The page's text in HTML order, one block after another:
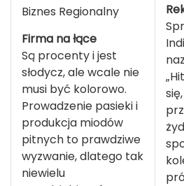
Biznes Regionalny
Firma na łące
Są procenty i jest
słodycz, ale wcale nie
musi być kolorowo.
Prowadzenie pasieki i
produkcja miodów
pitnych to prawdziwe
wyzwanie, dlatego tak
niewielu